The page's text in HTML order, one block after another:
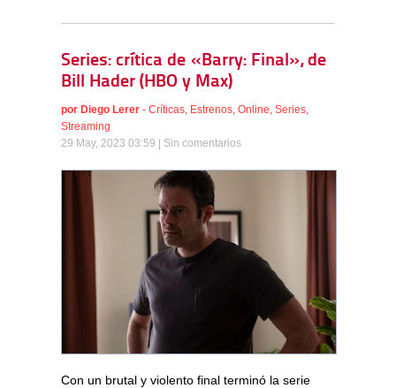
Series: crítica de «Barry: Final», de
Bill Hader (HBO y Max)
por Diego Lerer - Críticas, Estrenos, Online, Series,
Streaming
29 May, 2023 03:59 | Sin comentarios
Con un brutal y violento final terminó la serie